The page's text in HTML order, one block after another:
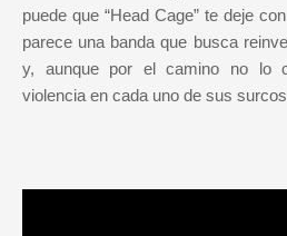
puede que “Head Cage” te deje
parece una banda que busca
y, aunque por el camino no lo
violencia en cada uno de sus surcos